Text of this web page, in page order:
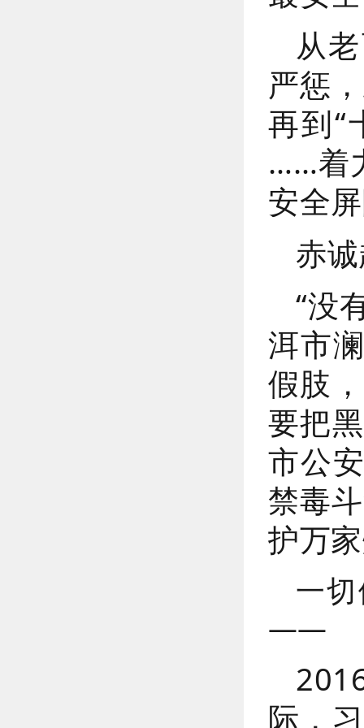
从
严惩
再到“
……着
安全
赤
“没
洱市
假肢
要把
市公
禁毒
护万
一
——
际，